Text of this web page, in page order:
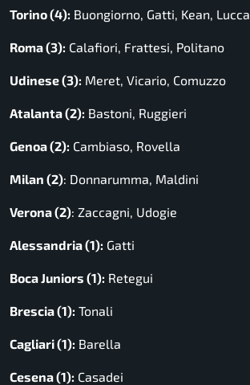
Torino (4): Buongiorno, Gatti, Kean, Lucca
Roma (3): Calafiori, Frattesi, Politano
Udinese (3): Meret, Vicario, Comuzzo
Atalanta (2): Bastoni, Ruggieri
Genoa (2): Cambiaso, Rovella
Milan (2): Donnarumma, Maldini
Verona (2): Zaccagni, Udogie
Alessandria (1): Gatti
Boca Juniors (1): Retegui
Brescia (1): Tonali
Cagliari (1): Barella
Cesena (1): Casadei